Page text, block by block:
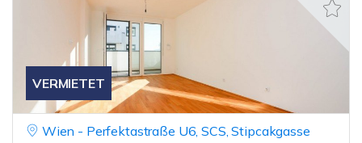
VERMIETET
Wien - Perfektastraße U6, SCS, Stipcakgasse